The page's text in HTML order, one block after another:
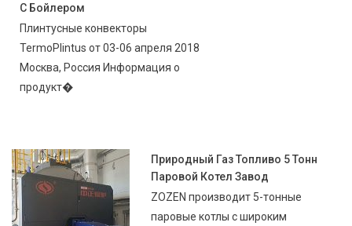
С Бойлером
Плинтусные конвекторы
TermoPlintus от 03-06 апреля 2018
Москва, Россия Информация о
продукт�
Природный Газ Топливо 5 Тонн
Паровой Котел Завод
ZOZEN производит 5-тонные
паровые котлы с широким